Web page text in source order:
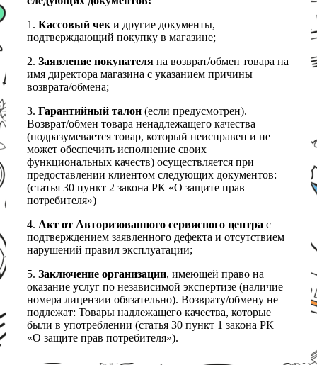
1. Кассовый чеки другие документы,
подтверждающий покупку в магазине;
2. Заявление покупателя на возврат/обмен товара на
имя директора магазина с указанием причины
возврата/обмена;
3. Гарантийный талон (если предусмотрен).
Возврат/обмен товара ненадлежащего качества
(подразумевается товар, который неисправен и не
может обеспечить исполнение своих
функциональных качеств) осуществляется при
предоставлении клиентом следующих документов:
(статья 30 пункт 2 закона РК «О защите прав
потребителя»)
4. Акт от Авторизованного сервисного центра с
подтверждением заявленного дефекта и отсутствием
нарушений правил эксплуатации;
5. Заключение организации, имеющей право на
оказание услуг по независимой экспертизе (наличие
номера лицензии обязательно). Возврату/обмену не
подлежат: Товары надлежащего качества, которые
были в употреблении (статья 30 пункт 1 закона РК
«О защите прав потребителя»).